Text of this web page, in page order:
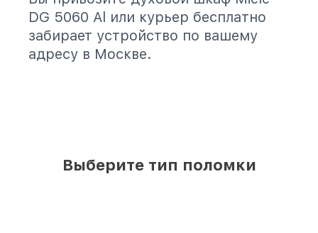
DG 5060 Al или курьер бесплатно
забирает устройство по вашему
адресу в Москве.
Выберите тип поломки